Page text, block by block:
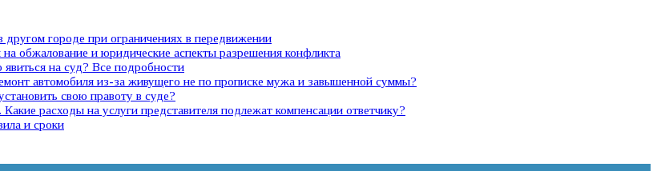
городе при ограничениях в передвижении
обжалование и юридические аспекты разрешения конфликта
на суд? Все подробности
автомобиля из-за живущего не по прописке мужа и завышенной суммы?
свою правоту в суде?
расходы на услуги представителя подлежат компенсации ответчику?
и сроки